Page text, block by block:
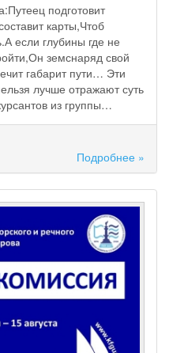
подготовит
карты,Чтоб
если глубины где не
земснаряд свой
габарит пути… Эти
лучше отражают суть
из группы…
Подробнее »